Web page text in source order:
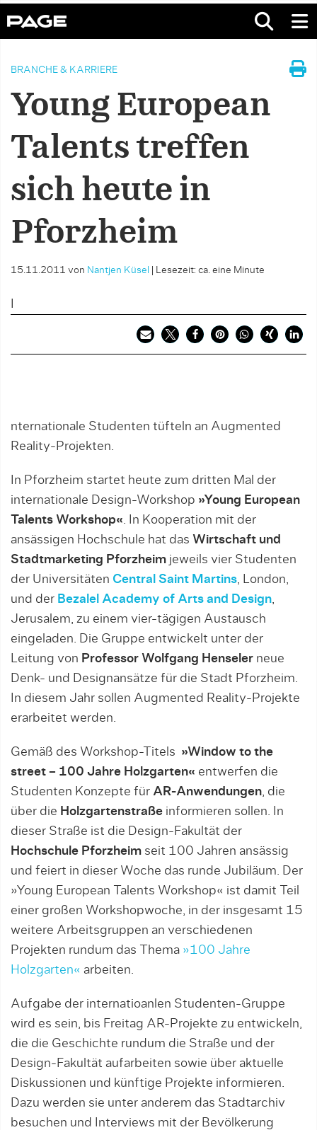
BRANCHE & KARRIERE
Young European
Talents treffen
sich heute in
Pforzheim
15.11.2011 von Nantjen Küsel Lesezeit: ca. eine Minute
nternationale Studenten tüfteln an Augmented
Reality-Projekten.
In Pforzheim startet heute zum dritten Mal der
internationale Design-Workshop »Young European
Talents Workshop«. In Kooperation mit der
ansässigen Hochschule hat das Wirtschaft und
Stadtmarketing Pforzheim jeweils vier Studenten
der Universitäten Central Saint Martins, London,
und der Bezalel Academy of Arts and Design,
Jerusalem, zu einem vier-tägigen Austausch
eingeladen. Die Gruppe entwickelt unter der
Leitung von Professor Wolfgang Henseler neue
Denk- und Designansätze für die Stadt Pforzheim.
In diesem Jahr sollen Augmented Reality-Projekte
erarbeitet werden.
Gemäß des Workshop-Titels »Window to the
street – 100 Jahre Holzgarten« entwerfen die
Studenten Konzepte für AR-Anwendungen, die
über die Holzgartenstraße informieren sollen. In
dieser Straße ist die Design-Fakultät der
Hochschule Pforzheim seit 100 Jahren ansässig
und feiert in dieser Woche das runde Jubiläum. Der
»Young European Talents Workshop« ist damit Teil
einer großen Workshopwoche, in der insgesamt 15
weitere Arbeitsgruppen an verschiedenen
Projekten rundum das Thema »100 Jahre
Holzgarten« arbeiten.
Aufgabe der internatioanlen Studenten-Gruppe
wird es sein, bis Freitag AR-Projekte zu entwickeln,
die die Geschichte rundum die Straße und der
Design-Fakultät aufarbeiten sowie über aktuelle
Diskussionen und künftige Projekte informieren.
Dazu werden sie unter anderem das Stadtarchiv
besuchen und Interviews mit der Bevölkerung